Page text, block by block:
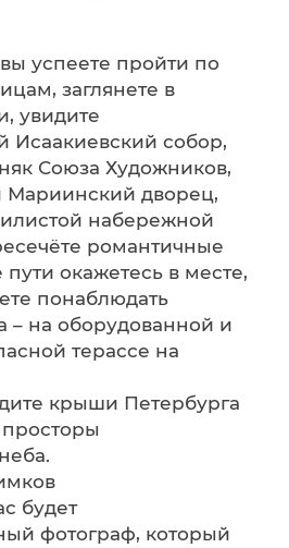
успеете пройти по
заглянете в
увидите
Исаакиевский собор,
Союза Художников,
Мариинский дворец,
набережной
романтичные
окажетесь в месте,
понаблюдать
– на оборудованной и
терассе на
крыши Петербурга
будет
фотограф, который